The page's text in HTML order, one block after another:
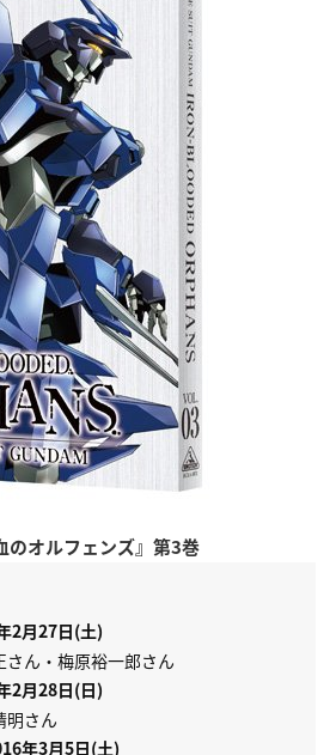
のオルフェンズ』第3巻
2月27日(土)
ん・梅原裕一郎さん
2月28日(日)
明さん
年3月5日(土)